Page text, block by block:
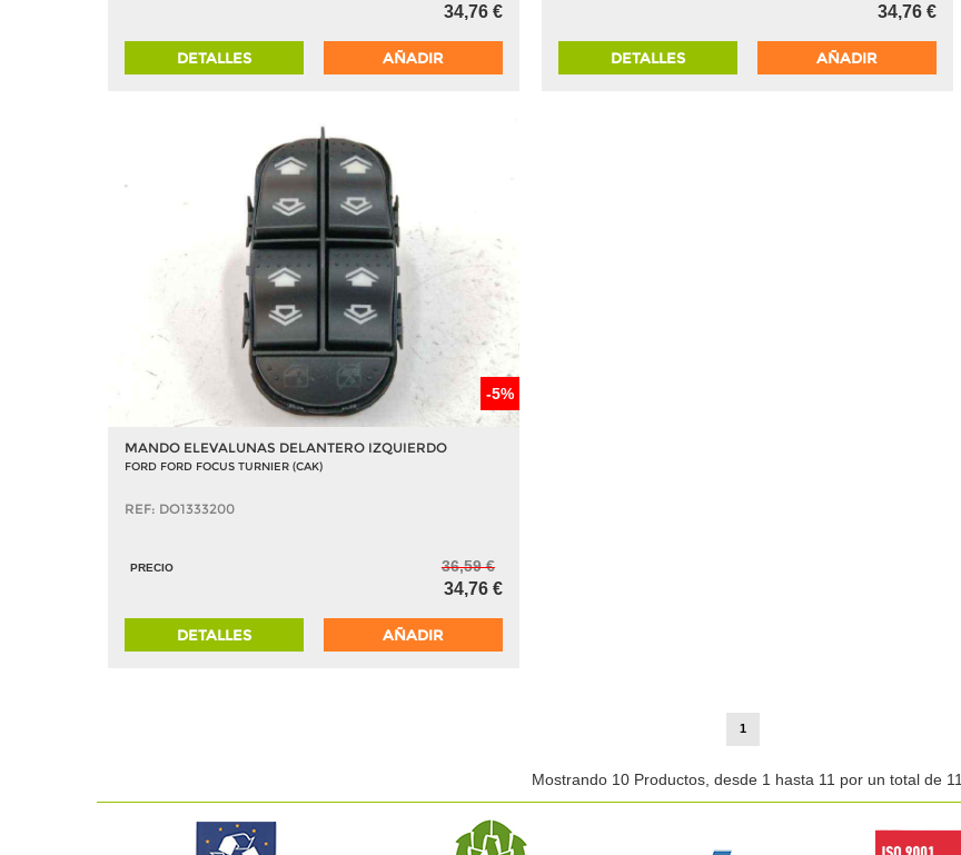
34,76 €
DETALLES AÑADIR
34,76 €
DETALLES AÑADIR
-5%
MANDO ELEVALUNAS DELANTERO IZQUIERDO
FORD FORD FOCUS TURNIER (CAK)
REF: DO1333200
PRECIO 36,59 €
34,76 €
DETALLES AÑADIR
1
Mostrando 10 Productos, desde 1 hasta 11 por un total de 11